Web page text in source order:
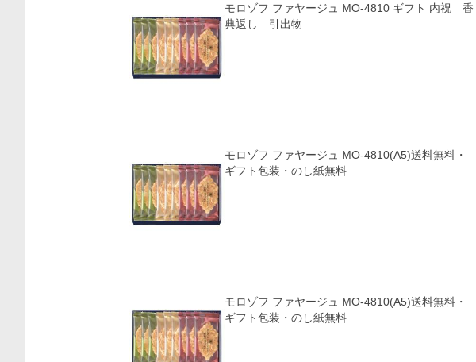
モロゾフ ファヤージュ MO-4810 ギフト 内祝 香
典返し 引出物
モロゾフ ファヤージュ MO-4810(A5)送料無料・
ギフト包装・のし紙無料
モロゾフ ファヤージュ MO-4810(A5)送料無料・
ギフト包装・のし紙無料